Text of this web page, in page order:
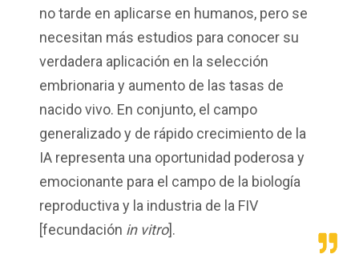
no tarde en aplicarse en humanos, pero se
necesitan más estudios para conocer su
verdadera aplicación en la selección
embrionaria y aumento de las tasas de
nacido vivo. En conjunto, el campo
generalizado y de rápido crecimiento de la
IA representa una oportunidad poderosa y
emocionante para el campo de la biología
reproductiva y la industria de la FIV
[fecundación in vitro].